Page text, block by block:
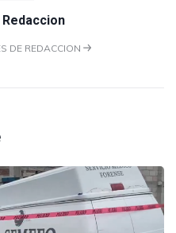
Redaccion
DE REDACCION